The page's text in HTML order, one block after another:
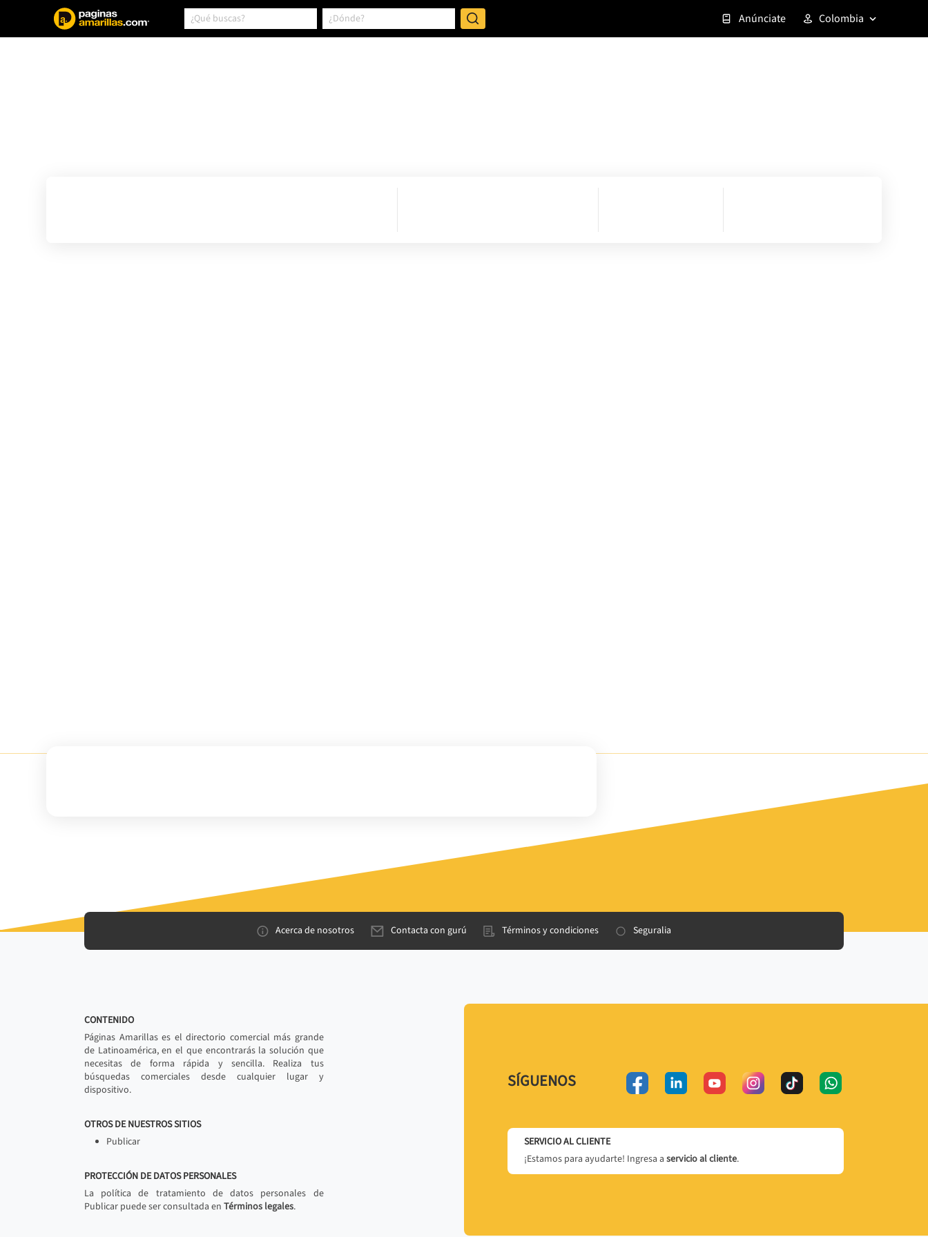
Anúnciate Colombia
Acerca de nosotros Contacta con gurú Términos y condiciones Seguralia
CONTENIDO
Páginas Amarillas es el directorio comercial más grande
de Latinoamérica, en el que encontrarás la solución que
necesitas de forma rápida y sencilla. Realiza tus
búsquedas comerciales desde cualquier lugar y
dispositivo.
OTROS DE NUESTROS SITIOS
Publicar
PROTECCIÓN DE DATOS PERSONALES
La política de tratamiento de datos personales de
Publicar puede ser consultada en Términos legales.
SÍGUENOS
SERVICIO AL CLIENTE
¡Estamos para ayudarte! Ingresa a servicio al cliente.